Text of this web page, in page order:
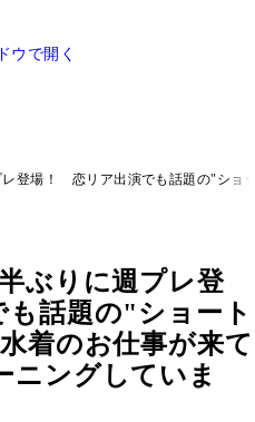
ウで開く
登場！ 恋リア出演でも話題の"ショ
ぶりに週プレ登
話題の"ショート
着のお仕事が来て
ニングしていま